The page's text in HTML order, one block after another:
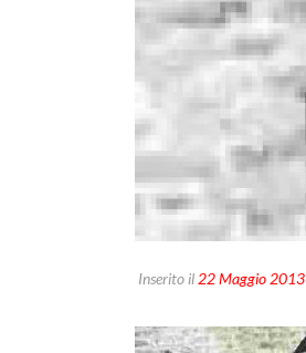
Inserito il 22 Maggio 2013